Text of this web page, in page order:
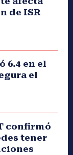
de ISR
6.4 en el
el
confirmó
tener